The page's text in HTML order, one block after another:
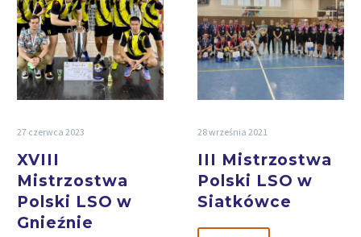
27 czerwca 2023
XVIII
Mistrzostwa
Polski LSO w
Gnieźnie
28 września 2021
III Mistrzostwa
Polski LSO w
Siatkówce